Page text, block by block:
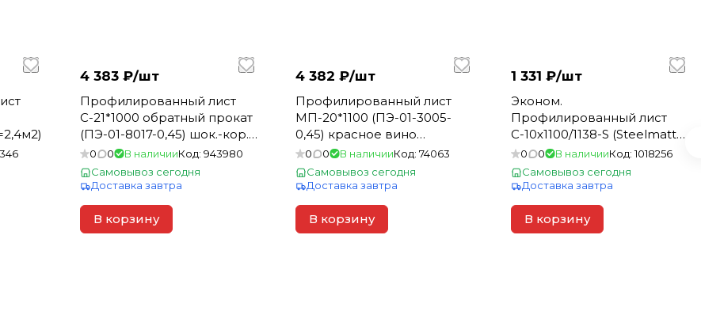
4 383 ₽/шт
Профилированный лист
С-21*1000 обратный прокат
(ПЭ-01-8017-0,45) шок.-кор.
6000*1051 (1шт=6,306 м2)
0 0 В наличииКод: 943980
Самовывоз сегодня
Доставка завтра
В корзину
4 382 ₽/шт
Профилированный лист
МП-20*1100 (ПЭ-01-3005-
0,45) красное вино
6000*1150 (1шт= 6,9м2) (100)
0 0 В наличииКод: 74063
Самовывоз сегодня
Доставка завтра
В корзину
1 331 ₽/шт
Эконом.
Профилированный лист
С-10х1100/1138-S (Steelmatt-
20-7024-0,4) 2м сер.
граф(1шт=2,276м2
0 0 В наличииКод:1018256
Самовывоз сегодня
Доставка завтра
В корзину